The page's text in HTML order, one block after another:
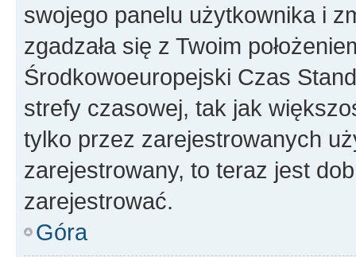
swojego panelu użytkownika i
zgadzała się z Twoim
Środkowoeuropejski Czas
strefy czasowej, tak jak
tylko przez zarejestrowanych
zarejestrowany, to teraz jest
zarejestrować.
Góra